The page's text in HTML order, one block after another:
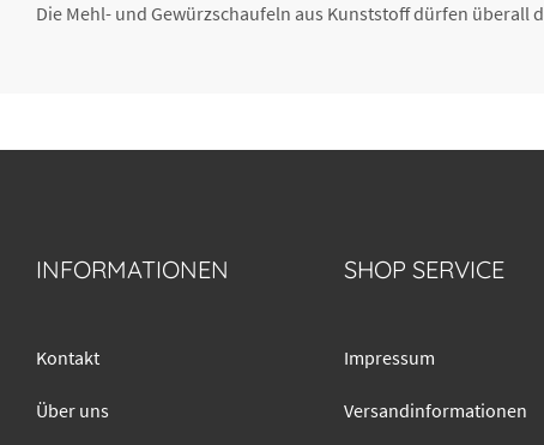
Die Mehl- und Gewürzschaufeln aus Kunststoff dürfen
INFORMATIONEN
Kontakt
Über uns
SHOP SERVICE
Impressum
Versandinformationen